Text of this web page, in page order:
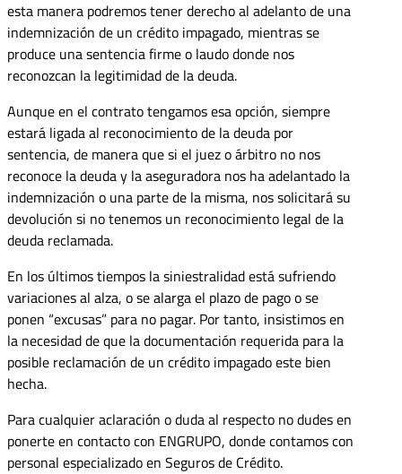
esta manera podremos tener derecho al adelanto de una
indemnización de un crédito impagado, mientras se
produce una sentencia firme o laudo donde nos
reconozcan la legitimidad de la deuda.
Aunque en el contrato tengamos esa opción, siempre
estará ligada al reconocimiento de la deuda por
sentencia, de manera que si el juez o árbitro no nos
reconoce la deuda y la aseguradora nos ha adelantado la
indemnización o una parte de la misma, nos solicitará su
devolución si no tenemos un reconocimiento legal de la
deuda reclamada.
En los últimos tiempos la siniestralidad está sufriendo
variaciones al alza, o se alarga el plazo de pago o se
ponen “excusas” para no pagar. Por tanto, insistimos en
la necesidad de que la documentación requerida para la
posible reclamación de un crédito impagado este bien
hecha.
Para cualquier aclaración o duda al respecto no dudes en
ponerte en contacto con ENGRUPO, donde contamos con
personal especializado en Seguros de Crédito.